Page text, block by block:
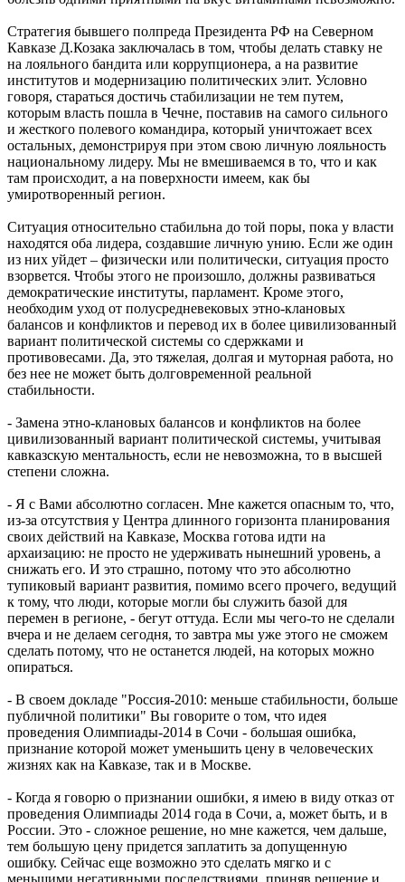
Стратегия бывшего полпреда Президента РФ на Северном
Кавказе Д.Козака заключалась в том, чтобы делать ставку не
на лояльного бандита или коррупционера, а на развитие
институтов и модернизацию политических элит. Условно
говоря, стараться достичь стабилизации не тем путем,
которым власть пошла в Чечне, поставив на самого сильного
и жесткого полевого командира, который уничтожает всех
остальных, демонстрируя при этом свою личную лояльность
национальному лидеру. Мы не вмешиваемся в то, что и как
там происходит, а на поверхности имеем, как бы
умиротворенный регион.
Ситуация относительно стабильна до той поры, пока у власти
находятся оба лидера, создавшие личную унию. Если же один
из них уйдет – физически или политически, ситуация просто
взорвется. Чтобы этого не произошло, должны развиваться
демократические институты, парламент. Кроме этого,
необходим уход от полусредневековых этно-клановых
балансов и конфликтов и перевод их в более цивилизованный
вариант политической системы со сдержками и
противовесами. Да, это тяжелая, долгая и муторная работа, но
без нее не может быть долговременной реальной
стабильности.
- Замена этно-клановых балансов и конфликтов на более
цивилизованный вариант политической системы, учитывая
кавказскую ментальность, если не невозможна, то в высшей
степени сложна.
- Я с Вами абсолютно согласен. Мне кажется опасным то, что,
из-за отсутствия у Центра длинного горизонта планирования
своих действий на Кавказе, Москва готова идти на
архаизацию: не просто не удерживать нынешний уровень, а
снижать его. И это страшно, потому что это абсолютно
тупиковый вариант развития, помимо всего прочего, ведущий
к тому, что люди, которые могли бы служить базой для
перемен в регионе, - бегут оттуда. Если мы чего-то не сделали
вчера и не делаем сегодня, то завтра мы уже этого не сможем
сделать потому, что не останется людей, на которых можно
опираться.
- В своем докладе "Россия-2010: меньше стабильности, больше
публичной политики" Вы говорите о том, что идея
проведения Олимпиады-2014 в Сочи - большая ошибка,
признание которой может уменьшить цену в человеческих
жизнях как на Кавказе, так и в Москве.
- Когда я говорю о признании ошибки, я имею в виду отказ от
проведения Олимпиады 2014 года в Сочи, а, может быть, и в
России. Это - сложное решение, но мне кажется, чем дальше,
тем большую цену придется заплатить за допущенную
ошибку. Сейчас еще возможно это сделать мягко и с